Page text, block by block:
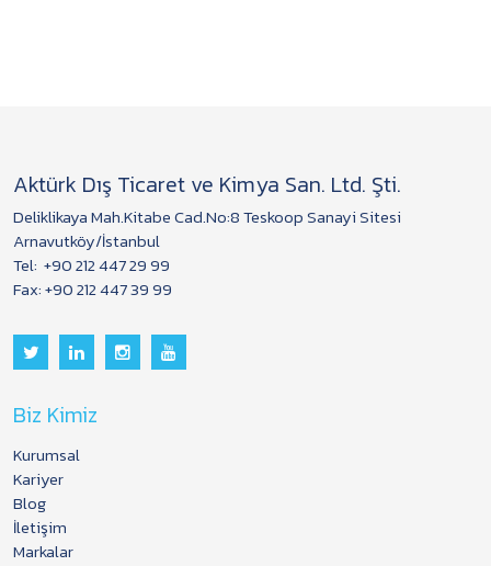
Aktürk Dış Ticaret ve Kimya San. Ltd. Şti.
Deliklikaya Mah.Kitabe Cad.No:8 Teskoop Sanayi Sitesi
Arnavutköy/İstanbul
Tel: +90 212 447 29 99
Fax: +90 212 447 39 99
Biz Kimiz
Kurumsal
Kariyer
Blog
İletişim
Markalar